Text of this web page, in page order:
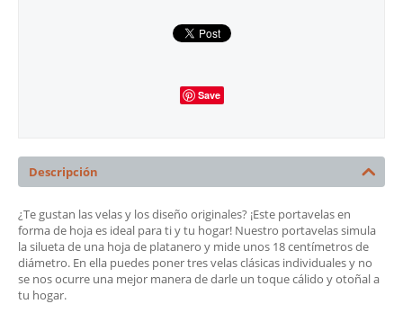
Save
Descripción
¿Te gustan las velas y los diseño originales? ¡Este portavelas en
forma de hoja es ideal para ti y tu hogar! Nuestro portavelas simula
la silueta de una hoja de platanero y mide unos 18 centímetros de
diámetro. En ella puedes poner tres velas clásicas individuales y no
se nos ocurre una mejor manera de darle un toque cálido y otoñal a
tu hogar.